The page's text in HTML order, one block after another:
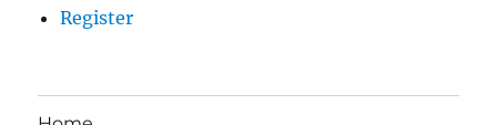
Register